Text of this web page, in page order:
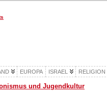
EUROPA ISRAEL RELIGION
und Jugendkultur